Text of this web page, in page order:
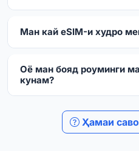
Ман кай eSIM-и худро
Оё ман бояд роуминги
кунам?
Ҳамаи